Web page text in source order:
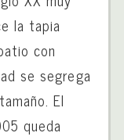
la tapia
con
se segrega
El
queda